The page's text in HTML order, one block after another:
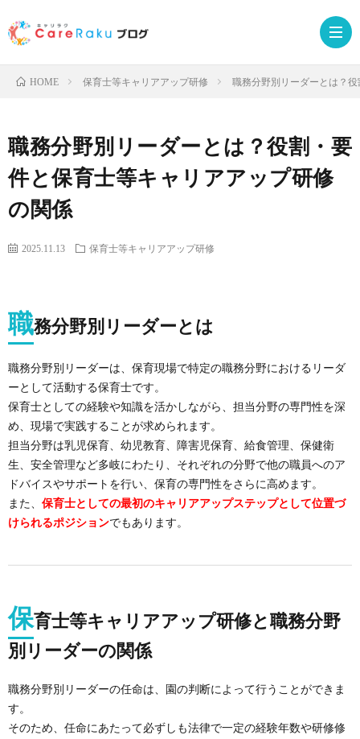
ン
HOME 保育士等キャリアアップ研修 職務分野別リーダーとは？
職務分野別リーダーとは？役割・要
件と保育士等キャリアアップ研修
の関係
2025.11.13 保育士等キャリアアップ研修
職務分野別リーダーとは
職務分野別リーダーは、保育現場で特定の職務分野におけるリーダ
ーとして活動する保育士です。
保育士としての経験や知識を活かしながら、担当分野の専門性を深
め、現場で実践することが求められます。
担当分野は乳児保育、幼児教育、障害児保育、給食管理、保健衛
生、安全管理など多岐にわたり、それぞれの分野で他の職員へのア
ドバイスやサポートを行い、保育の専門性をさらに高めます。
また、 保育士としての最初のキャリアアップステップとして位置づ
けられるポジションでもあります。
保育士等キャリアアップ研修と職務分野
別リーダーの関係
職務分野別リーダーの任命は、園の判断によって行うことができま
す。
そのため、任命にあたって必ずしも法律で一定の経験年数や研修修